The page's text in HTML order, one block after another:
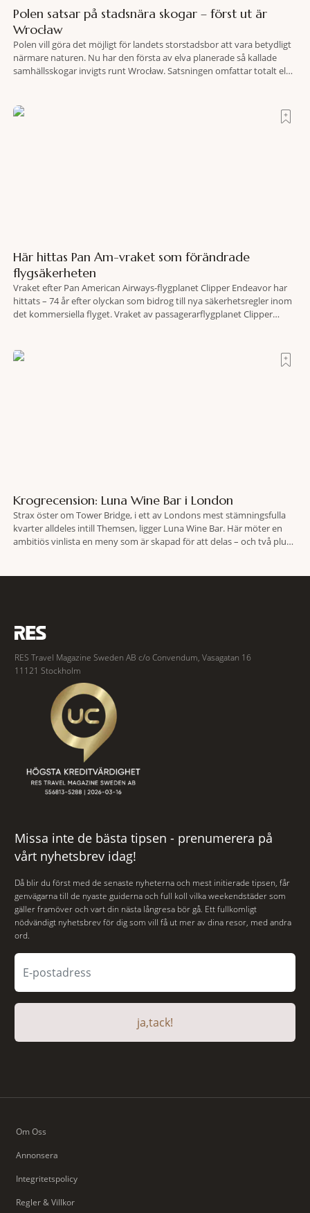
Polen satsar på stadsnära skogar – först ut är
Wrocław
Polen vill göra det möjligt för landets storstadsbor att vara betydligt
närmare naturen. Nu har den första av elva planerade så kallade
samhällsskogar invigts runt Wrocław. Satsningen omfattar totalt elva
fler människor ska kunna promenera, motionera
Här hittas Pan Am-vraket som förändrade
flygsäkerheten
Vraket efter Pan American Airways-flygplanet Clipper Endeavor har
hittats – 74 år efter olyckan som bidrog till nya säkerhetsregler inom
det kommersiella flyget. Vraket av passagerarflygplanet Clipper
lokaliserades den 2 juni i år med hjälp
Krogrecension: Luna Wine Bar i London
Strax öster om Tower Bridge, i ett av Londons mest stämningsfulla
kvarter alldeles intill Themsen, ligger Luna Wine Bar. Här möter en
ambitiös vinlista en meny som är skapad för att delas – och två plus
RES Travel Magazine Sweden AB c/o Convendum, Vasagatan 16
11121 Stockholm
Missa inte de bästa tipsen - prenumerera på
vårt nyhetsbrev idag!
Då blir du först med de senaste nyheterna och mest initierade tipsen, får
genvägarna till de nyaste guiderna och full koll vilka weekendstäder som
gäller framöver och vart din nästa långresa bör gå. Ett fullkomligt
nödvändigt nyhetsbrev för dig som vill få ut mer av dina resor, med andra
ord.
ja,tack!
Om Oss
Annonsera
Integritetspolicy
Regler & Villkor